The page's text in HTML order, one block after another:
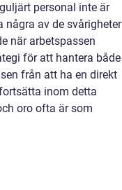
personal inte är
några av de svårigheter
när arbetspassen
för att hantera både
från att ha en direkt
inom detta
oro ofta är som